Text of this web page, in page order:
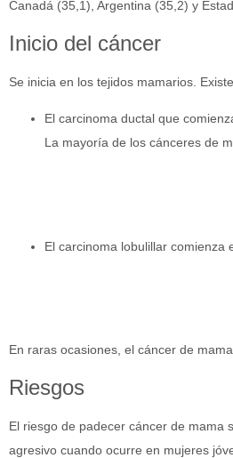
Canadá (35,1), Argentina (35,2) y
Inicio del cáncer
Se inicia en los tejidos mamarios.
El carcinoma ductal que
La mayoría de los cánceres de
El carcinoma lobulillar comienza
En raras ocasiones, el cáncer de
Riesgos
El riesgo de padecer cáncer de mama
agresivo cuando ocurre en mujeres